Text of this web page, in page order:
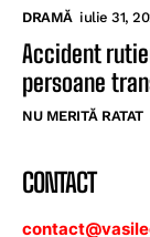
DRAMĂ iulie 31,
Accident
persoane
NU MERITĂ RATAT
CONTACT